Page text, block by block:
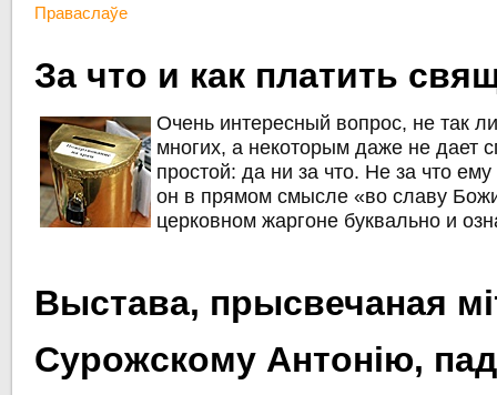
Праваслаўе
За что и как платить
Очень интересный вопрос, не так
многих, а некоторым даже не дает
простой: да ни за что. Не за что
он в прямом смысле «во славу
церковном жаргоне буквально и
Выстава, прысвечаная
Сурожскому Антонію,